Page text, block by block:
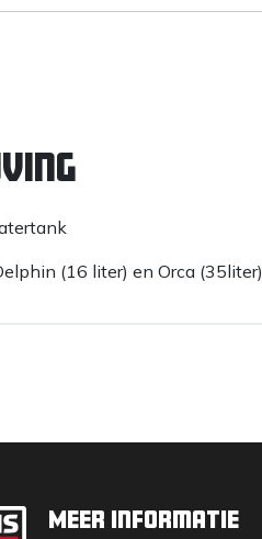
(16 liter) en Orca (35liter)
Meer informatie